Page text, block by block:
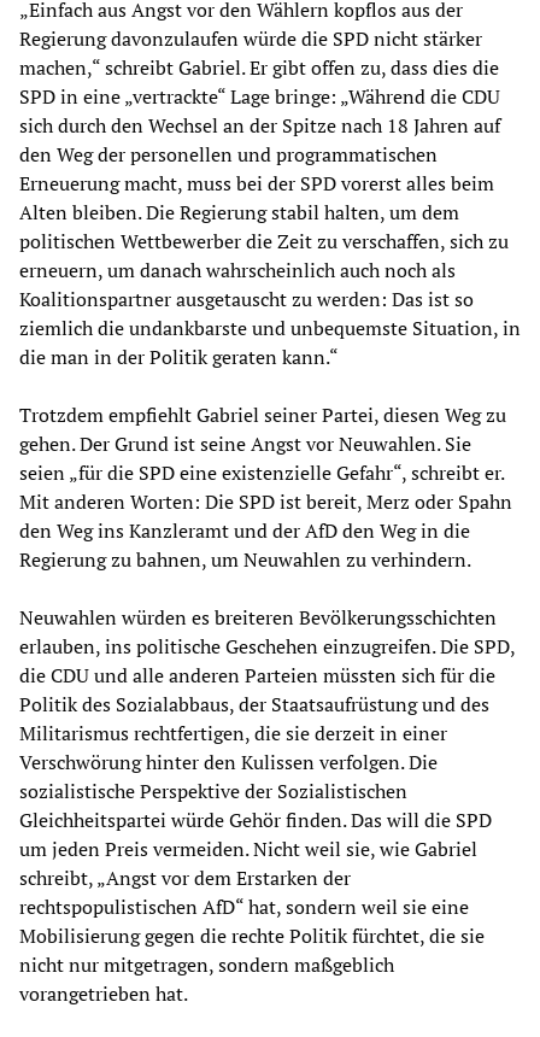
„Einfach aus Angst vor den Wählern kopflos aus der
Regierung davonzulaufen würde die SPD nicht stärker
machen,“ schreibt Gabriel. Er gibt offen zu, dass dies die
SPD in eine „vertrackte“ Lage bringe: „Während die CDU
sich durch den Wechsel an der Spitze nach 18 Jahren auf
den Weg der personellen und programmatischen
Erneuerung macht, muss bei der SPD vorerst alles beim
Alten bleiben. Die Regierung stabil halten, um dem
politischen Wettbewerber die Zeit zu verschaffen, sich zu
erneuern, um danach wahrscheinlich auch noch als
Koalitionspartner ausgetauscht zu werden: Das ist so
ziemlich die undankbarste und unbequemste Situation, in
die man in der Politik geraten kann.“
Trotzdem empfiehlt Gabriel seiner Partei, diesen Weg zu
gehen. Der Grund ist seine Angst vor Neuwahlen. Sie
seien „für die SPD eine existenzielle Gefahr“, schreibt er.
Mit anderen Worten: Die SPD ist bereit, Merz oder Spahn
den Weg ins Kanzleramt und der AfD den Weg in die
Regierung zu bahnen, um Neuwahlen zu verhindern.
Neuwahlen würden es breiteren Bevölkerungsschichten
erlauben, ins politische Geschehen einzugreifen. Die SPD,
die CDU und alle anderen Parteien müssten sich für die
Politik des Sozialabbaus, der Staatsaufrüstung und des
Militarismus rechtfertigen, die sie derzeit in einer
Verschwörung hinter den Kulissen verfolgen. Die
sozialistische Perspektive der Sozialistischen
Gleichheitspartei würde Gehör finden. Das will die SPD
um jeden Preis vermeiden. Nicht weil sie, wie Gabriel
schreibt, „Angst vor dem Erstarken der
rechtspopulistischen AfD“ hat, sondern weil sie eine
Mobilisierung gegen die rechte Politik fürchtet, die sie
nicht nur mitgetragen, sondern maßgeblich
vorangetrieben hat.